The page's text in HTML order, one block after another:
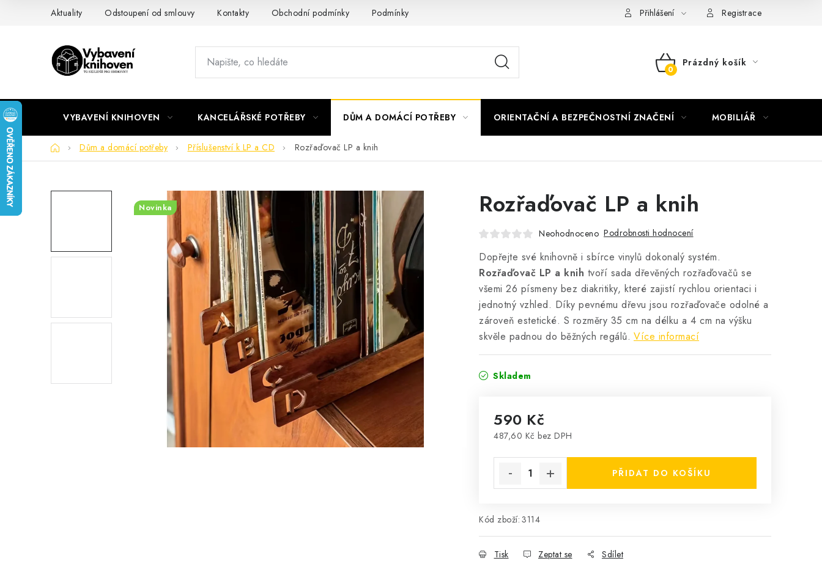
Aktuality Odstoupení od smlouvy Kontakty Obchodní podmínky Podmínky ochrany osobních údajů Nepřebraná dobírka
Přihlášení Registrace
NÁKUPNÍ
Prázdný košík
VYBAVENÍ KNIHOVEN KANCELÁŘSKÉ POTŘEBY DŮM A DOMÁCÍ POTŘEBY ORIENTAČNÍ A BEZPEČNOSTNÍ ZNAČENÍ MOBILIÁŘ
DomůDům a domácí potřeby Příslušenství k LP a CD Rozřaďovač LP a knih
Rozřaďovač LP a knih
Neohodnoceno Podrobnosti hodnocení
Dopřejte své knihovně i sbírce vinylů dokonalý systém.
Rozřaďovač LP a knih tvoří sada dřevěných rozřaďovačů se
všemi 26 písmeny bez diakritiky, které zajistí rychlou orientaci i
jednotný vzhled. Díky pevnému dřevu jsou rozřaďovače odolné a
zároveň estetické. S rozměry 35 cm na délku a 4 cm na výšku
skvěle padnou do běžných regálů. Více informací
Skladem
590 Kč
487,60 Kč bez DPH
PŘIDAT DO KOŠÍKU
Kód zboží: 3114
Tisk Zeptat se Sdílet
Novinka